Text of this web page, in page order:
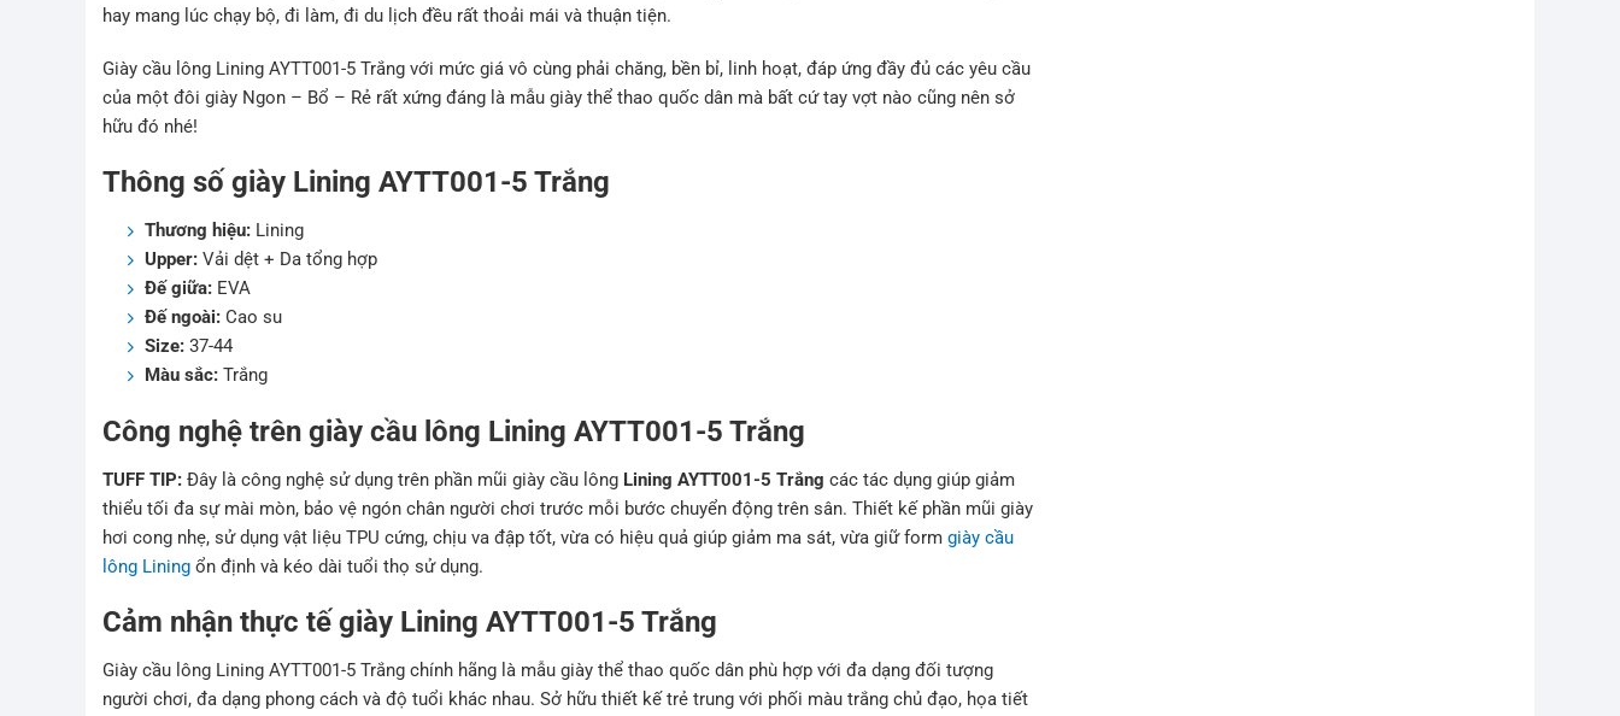
hay mang lúc chạy bộ, đi làm, đi du lịch đều rất thoải mái và thuận tiện.
Giày cầu lông Lining AYTT001-5 Trắng với mức giá vô cùng phải chăng, bền bỉ, linh hoạt, đáp ứng đầy đủ các yêu cầu
của một đôi giày Ngon – Bổ – Rẻ rất xứng đáng là mẫu giày thể thao quốc dân mà bất cứ tay vợt nào cũng nên sở
hữu đó nhé!
Thông số giày Lining AYTT001-5 Trắng
Thương hiệu: Lining
Upper: Vải dệt + Da tổng hợp
Đế giữa: EVA
Đế ngoài: Cao su
Size: 37-44
Màu sắc: Trắng
Công nghệ trên giày cầu lông Lining AYTT001-5 Trắng
TUFF TIP: Đây là công nghệ sử dụng trên phần mũi giày cầu lông Lining AYTT001-5 Trắng các tác dụng giúp giảm
thiểu tối đa sự mài mòn, bảo vệ ngón chân người chơi trước mỗi bước chuyển động trên sân. Thiết kế phần mũi giày
hơi cong nhẹ, sử dụng vật liệu TPU cứng, chịu va đập tốt, vừa có hiệu quả giúp giảm ma sát, vừa giữ formgiày cầu
lông Lining ổn định và kéo dài tuổi thọ sử dụng.
Cảm nhận thực tế giày Lining AYTT001-5 Trắng
Giày cầu lông Lining AYTT001-5 Trắng chính hãng là mẫu giày thể thao quốc dân phù hợp với đa dạng đối tượng
người chơi, đa dạng phong cách và độ tuổi khác nhau. Sở hữu thiết kế trẻ trung với phối màu trắng chủ đạo, họa tiết